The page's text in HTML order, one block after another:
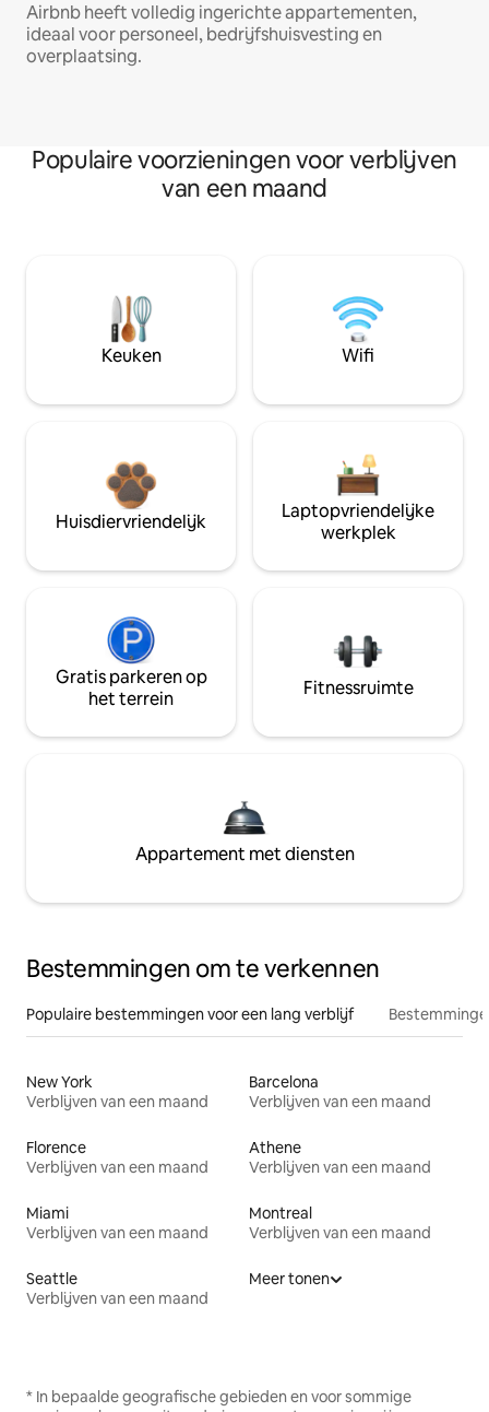
Airbnb heeft volledig ingerichte appartementen,
ideaal voor personeel, bedrijfshuisvesting en
overplaatsing.
Populaire voorzieningen voor verblijven
van een maand
Keuken Wifi
Huisdiervriendelijk
Laptopvriendelijke
werkplek
Gratis parkeren op
het terrein
Fitnessruimte
Appartement met diensten
Bestemmingen om te verkennen
Populaire bestemmingen voor een lang verblijf
New York
Verblijven van een maand
Barcelona
Verblijven van een maand
Florence
Verblijven van een maand
Athene
Verblijven van een maand
Miami
Verblijven van een maand
Montreal
Verblijven van een maand
Seattle
Verblijven van een maand
Meer tonen
* In bepaalde geografische gebieden en voor sommige